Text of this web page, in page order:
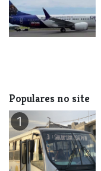
Populares no site
1